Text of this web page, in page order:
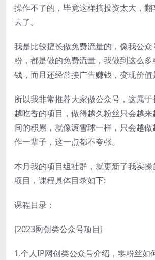
操作不了的，毕竟这样搞投资太大，翻
去了。
我是比较擅长做免费流量的，像我公
粉，都是做的免费流量，我做到这么
钱，而且还经常接广告赚钱，变现价值
所以我非常推荐大家做公众号，这属
越吃香的项目，做得越久粉丝只会越
间的积累，就像滚雪球一样，只会越
作一辈子，这一点都不夸张。
本月我的项目组社群，就更新了我实
项目，课程具体目录如下:
课程目录：
[2023网创类公众号项目]
1.个人IP网创类公众号介绍，零粉丝如